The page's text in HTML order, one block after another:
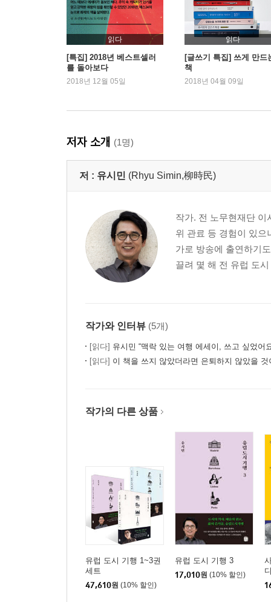
말이 글보다 먼저다
추천도서 목록을 무시하라
4. 전략적 독서
독해란 무엇인가
글쓰기에 유익한 독서법
5. 못난 글을 피하는 법
못난 글 알아보기
우리글 바로쓰기
일본말과 서양말 오염
단문 쓰기
거시기 화법
우리말의 무늬
짧은 글쓰기
소통의 비결
돈으로 살 수 없는 것
시험 글쓰기의 특별함
시험 전에 할 일
실전 연습과 그룹 첨삭
읽다
[특집] 2018년 베스트셀러
를 돌아보다
2018년 12월 05일
읽다
[글쓰기 특집] 쓰게 만드
책
2018년 04월 09일
저자 소개 (1명)
저 : 유시민 (Rhyu Simin,柳時民)
작가. 전 노무현재단
위 관료 등 경험이 있
가로 방송에 출연하기
끌려 몇 해 전 유럽 도
작가와 인터뷰 (5개)
[읽다] 유시민 “맥락 있는 여행 에세이, 쓰고 싶었어
[읽다] 이 책을 쓰지 않았더라면 은퇴하지 않았을 것
작가의 다른 상품
유럽 도시 기행 1~3권
세트
47,610원 (10% 할인)
유럽 도시 기행 3
17,010원 (10% 할인)